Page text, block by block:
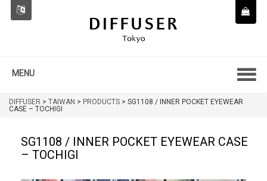
MENU
DIFFUSER > TAIWAN > PRODUCTS > SG1108 / INNER POCKET EYEWEAR
CASE – TOCHIGI
SG1108 / INNER POCKET EYEWEAR CASE
– TOCHIGI